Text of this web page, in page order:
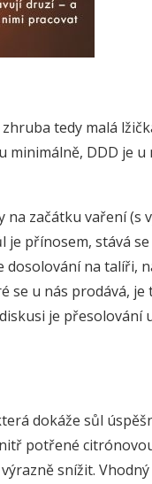
tedy malá
DDD je u
na začátku vaření (s
je přínosem, stává
dosolování na talíři,
se u nás prodává, je
je přesolování
dokáže sůl
potřené
snížit.